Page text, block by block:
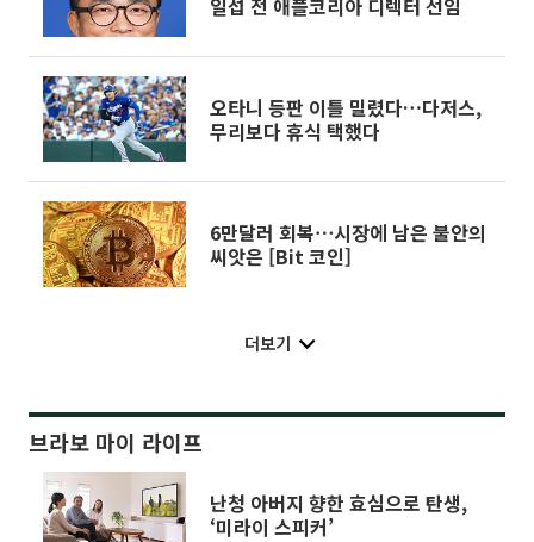
일섭 전 애플코리아 디렉터 선임
오타니 등판 이틀 밀렸다…다저스,
무리보다 휴식 택했다
6만달러 회복⋯시장에 남은 불안의
씨앗은 [Bit 코인]
더보기
브라보 마이 라이프
난청 아버지 향한 효심으로 탄생,
‘미라이 스피커’